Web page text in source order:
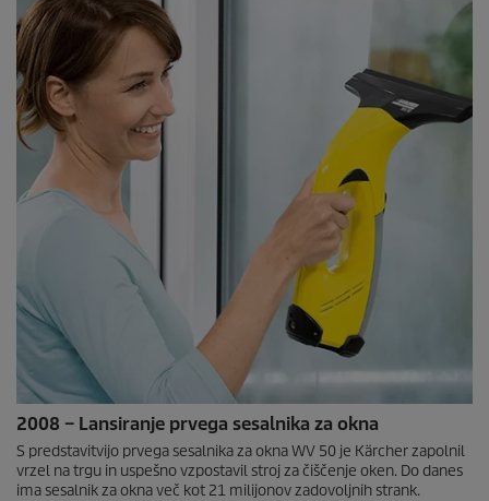
2008 – Lansiranje prvega sesalnika za okna
S predstavitvijo prvega sesalnika za okna WV 50 je Kärcher zapolnil
vrzel na trgu in uspešno vzpostavil stroj za čiščenje oken. Do danes
ima sesalnik za okna več kot 21 milijonov zadovoljnih strank.